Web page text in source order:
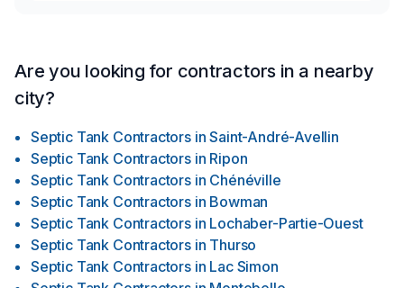
Are you looking for contractors in a nearby
city?
Septic Tank Contractors in Saint-André-Avellin
Septic Tank Contractors in Ripon
Septic Tank Contractors in Chénéville
Septic Tank Contractors in Bowman
Septic Tank Contractors in Lochaber-Partie-Ouest
Septic Tank Contractors in Thurso
Septic Tank Contractors in Lac Simon